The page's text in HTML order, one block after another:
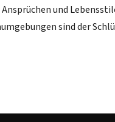
und
sind der